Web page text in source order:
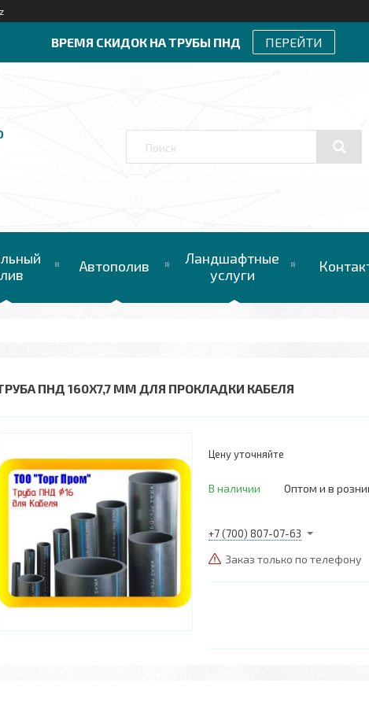
ВРЕМЯ СКИДОК НА ТРУБЫ ПНД ПЕРЕЙТИ
Автополив
Ландшафтные
услуги
ПНД 160Х7,7 ММ ДЛЯ ПРОКЛАДКИ КАБЕЛЯ
Цену уточняйте
В наличии Оптом и в
+7 (700) 807-07-63
Заказ только по телефону